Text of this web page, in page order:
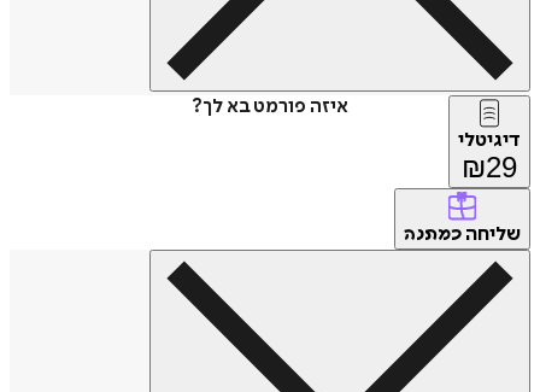
איזה פורמט בא לך?
דיגיטלי
₪29
שליחה כמתנה